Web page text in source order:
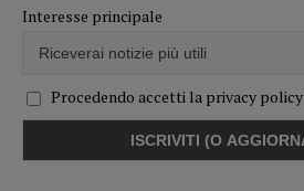
Interesse principale
Procedendo accetti la privacy policy